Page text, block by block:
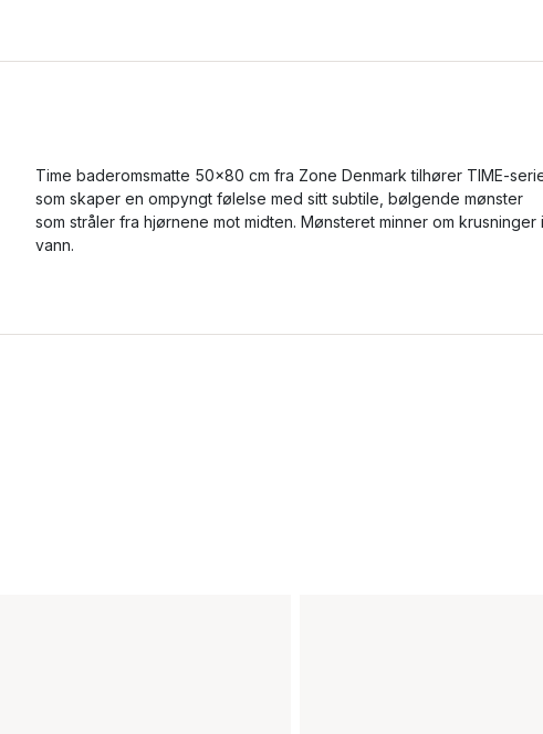
Time baderomsmatte 50x80 cm fra Zone Denmark tilhører TIME-
som skaper en ompyngt følelse med sitt subtile, bølgende mønster
som stråler fra hjørnene mot midten. Mønsteret minner om krusninger i
vann.